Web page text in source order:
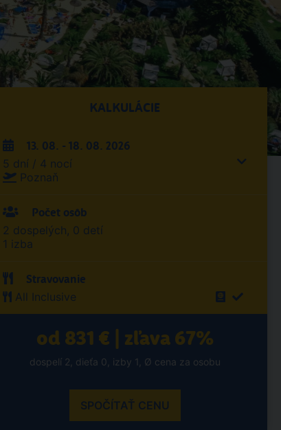
KALKULÁCIE
13. 08. - 18. 08. 2026
5 dní / 4 nocí
Poznaň
Počet osôb
2 dospelých, 0 detí
1 izba
Stravovanie
All Inclusive
od 831 € | zľava 67%
dospelí 2, dieťa 0, izby 1, Ø cena za osobu
SPOČÍTAŤ CENU